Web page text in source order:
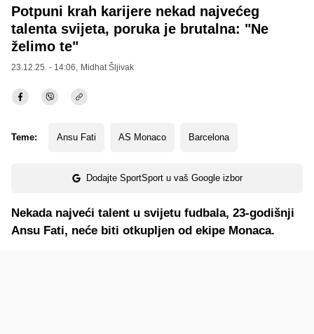
Potpuni krah karijere nekad najvećeg
talenta svijeta, poruka je brutalna: "Ne
želimo te"
23.12.25. - 14:06, Midhat Šljivak
Teme: Ansu Fati AS Monaco Barcelona
Dodajte SportSport u vaš Google izbor
Nekada najveći talent u svijetu fudbala, 23-godišnji
Ansu Fati, neće biti otkupljen od ekipe Monaca.